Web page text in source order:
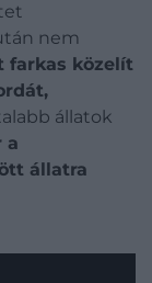
nem
farkas közelít
állatok
a
állatra